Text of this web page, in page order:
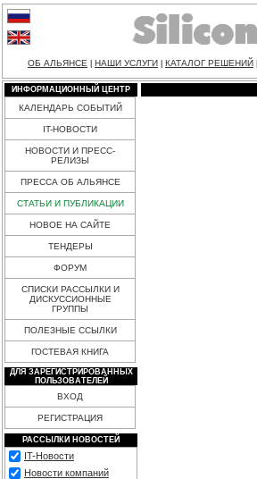
ОБ АЛЬЯНСЕ НАШИ УСЛУГИ КАТАЛОГ РЕШЕНИЙ
ИНФОРМАЦИОННЫЙ ЦЕНТР
КАЛЕНДАРЬ СОБЫТИЙ
IT-НОВОСТИ
НОВОСТИ И ПРЕСС-
РЕЛИЗЫ
ПРЕССА ОБ АЛЬЯНСЕ
СТАТЬИ И ПУБЛИКАЦИИ
НОВОЕ НА САЙТЕ
ТЕНДЕРЫ
ФОРУМ
СПИСКИ РАССЫЛКИ И
ДИСКУССИОННЫЕ
ГРУППЫ
ПОЛЕЗНЫЕ ССЫЛКИ
ГОСТЕВАЯ КНИГА
ДЛЯ ЗАРЕГИСТРИРОВАННЫХ
ПОЛЬЗОВАТЕЛЕЙ
ВХОД
РЕГИСТРАЦИЯ
РАССЫЛКИ НОВОСТЕЙ
IT-Новости
Новости компаний